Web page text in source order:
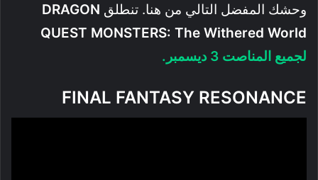
وحشك المفضل التالي من هنا. تنطلق DRAGON
QUEST MONSTERS: The Withered World
لجميع المناصت 3 ديسمبر.
FINAL FANTASY RESONANCE